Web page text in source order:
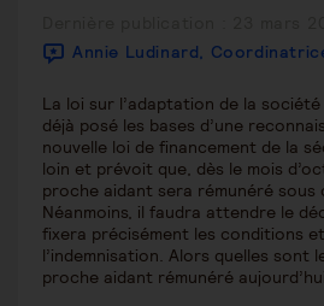
publiée :
Annie Ludinard,
La loi sur l’adaptation de la
déjà posé les bases d’une
nouvelle loi de financement de la
loin et prévoit que, dès le mois
proche aidant sera rémunéré sous
Néanmoins, il faudra attendre le
fixera précisément les conditions
l’indemnisation. Alors quelles sont
proche aidant rémunéré